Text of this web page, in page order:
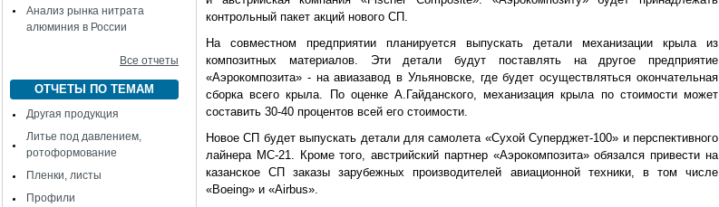
Анализ рынка нитрата
алюминия в России
Все отчеты
ОТЧЕТЫ ПО ТЕМАМ
Другая продукция
Литье под давлением,
ротоформование
Пленки, листы
Профили
контрольный пакет акций нового СП.
На совместном предприятии планируется выпускать детали механизации крыла из
композитных материалов. Эти детали будут поставлять на другое предприятие
«Аэрокомпозита» - на авиазавод в Ульяновске, где будет осуществляться окончательная
сборка всего крыла. По оценке А.Гайданского, механизация крыла по стоимости может
составить 30-40 процентов всей его стоимости.
Новое СП будет выпускать детали для самолета «Сухой Суперджет-100» и перспективного
лайнера МС-21. Кроме того, австрийский партнер «Аэрокомпозита» обязался привести на
казанское СП заказы зарубежных производителей авиационной техники, в том числе
«Boeing» и «Airbus».